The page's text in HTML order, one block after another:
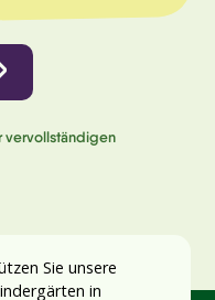
vervollständigen
Sie unsere
in